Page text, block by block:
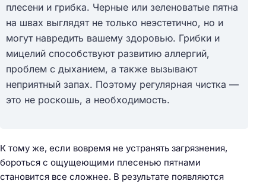
плесени и грибка. Черные или зеленоватые пятна
на швах выглядят не только неэстетично, но и
могут навредить вашему здоровью. Грибки и
мицелий способствуют развитию аллергий,
проблем с дыханием, а также вызывают
неприятный запах. Поэтому регулярная чистка —
это не роскошь, а необходимость.
К тому же, если вовремя не устранять загрязнения,
бороться с ощущеющими плесенью пятнами
становится все сложнее. В результате появляются